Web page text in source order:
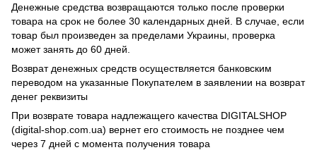
Денежные средства возвращаются только после проверки
товара на срок не более 30 календарных дней. В случае, если
товар был произведен за пределами Украины, проверка
может занять до 60 дней.
Возврат денежных средств осуществляется банковским
переводом на указанные Покупателем в заявлении на возврат
денег реквизиты
При возврате товара надлежащего качества DIGITALSHOP
(digital-shop.com.ua) вернет его стоимость не позднее чем
через 7 дней с момента получения товара